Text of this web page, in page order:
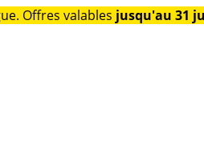
Offres valables jusqu'au 31